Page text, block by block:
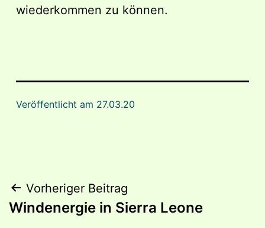
wiederkommen zu können.
Veröffentlicht am 27.03.20
Beitragsnavigation
Vorheriger Beitrag
Windenergie in Sierra Leone